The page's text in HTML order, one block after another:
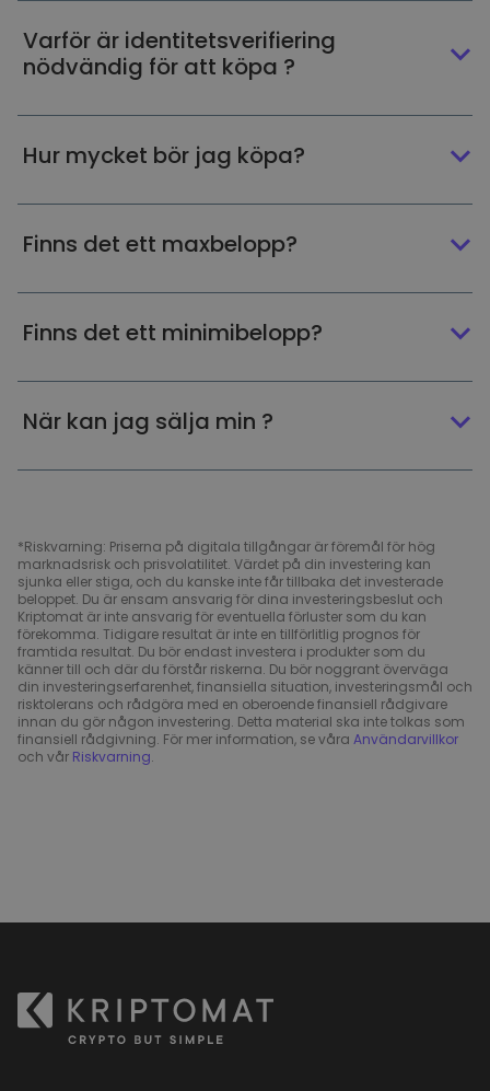
Varför är identitetsverifiering
nödvändig för att köpa ?
Hur mycket bör jag köpa?
Finns det ett maxbelopp?
Finns det ett minimibelopp?
När kan jag sälja min ?
*Riskvarning: Priserna på digitala tillgångar är föremål för hög
marknadsrisk och prisvolatilitet. Värdet på din investering kan
sjunka eller stiga, och du kanske inte får tillbaka det investerade
beloppet. Du är ensam ansvarig för dina investeringsbeslut och
Kriptomat är inte ansvarig för eventuella förluster som du kan
förekomma. Tidigare resultat är inte en tillförlitlig prognos för
framtida resultat. Du bör endast investera i produkter som du
känner till och där du förstår riskerna. Du bör noggrant överväga
din investeringserfarenhet, finansiella situation, investeringsmål och
risktolerans och rådgöra med en oberoende finansiell rådgivare
innan du gör någon investering. Detta material ska inte tolkas som
finansiell rådgivning. För mer information, se våra Användarvillkor
och vår Riskvarning.